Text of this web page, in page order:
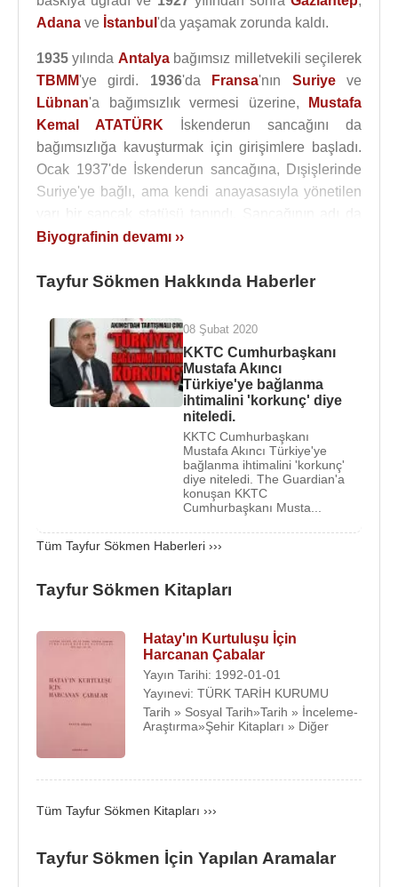
Adana ve İstanbul 'da yaşamak zorunda kaldı.
1935 yılında Antalyabağımsız milletvekili seçilerek
TBMM'ye girdi. 1936'da Fransa'nın Suriyeve
Lübnan'a bağımsızlık vermesi üzerine,
Mustafa
Kemal ATATÜRK İskenderun sancağını da
bağımsızlığa kavuşturmak için girişimlere başladı.
Ocak 1937'de İskenderun sancağına, Dışişlerinde
Suriye'ye bağlı, ama kendi anayasasıyla yönetilen
Hatay olarak değiştirildi. Aynı yıl Türkiye'nin verdiği
çözülmesini istedi. Uluslararası koşulların da
Cemiyeti
19 Mayıs1937 tarihinde Hatay için bir
anayasa kabul etti. Uzun süren görüşmelerden
sonra, Türk ve Fransızlardan oluşan bir kurulun
gözetiminde Hatay Cumhuriyeti'nin kurulduğunu
ilan etti. Cumhurbaşkanlığına da
Hatay Cumhuriyeti 29 Haziran1939tarihinde Millet
Meclisi kararıyla Türkiye Cumhuriyetine katıldı.
Cumhurbaşkanlığı görevi sona eren Tayfur
Sökmen, 1950'ye değin Antalya, 1950-1954'de
kontenjan senatörü olarak Cumhuriyet Senatosu'na
Tayfur Sökmen, evli idi ve 6 çocuğu vardı.
Büyük Millet MeclisiBaşkanvekilliği görevlerinde
bulunanMurat Sökmenoğlu
(d.1945- ö.2014)
Tayfur Sökmen, 3 Mart
Biyografinin devamı ››
Tayfur Sökmen Hakkında Haberler
08 Şubat 2020
KKTC Cumhurbaşkanı
Mustafa Akıncı
Türkiye'ye bağlanma
ihtimalini 'korkunç' diye
niteledi.
KKTC Cumhurbaşkanı
Mustafa Akıncı Türkiye'ye
bağlanma ihtimalini 'korkunç'
diye niteledi. The Guardian'a
konuşan KKTC
Cumhurbaşkanı Musta...
Tüm Tayfur Sökmen Haberleri ›››
Tayfur Sökmen Kitapları
Hatay'ın Kurtuluşu İçin
Harcanan Çabalar
Yayın Tarihi: 1992-01-01
Yayınevi: TÜRK TARİH KURUMU
Tarih » Sosyal Tarih»Tarih » İnceleme-
Araştırma»Şehir Kitapları » Diğer
Tüm Tayfur Sökmen Kitapları ›››
Tayfur Sökmen İçin Yapılan Aramalar